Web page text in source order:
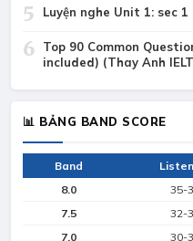
5 Luyện nghe Unit 1: sec 1
6
Top 90 Common
included) (Thay Anh
📊 BẢNG BAND SCORE
Band
8.0
35-
7.5
32-
7.0
30-